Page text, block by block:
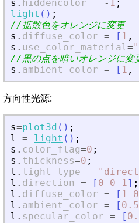
s . hiddencolor = - 1 ;
light ( ) ;
//拡散色をオレンジに変更
s . diffuse_color = [ 1 ,
s . use_color_material="
//黒の点を暗いオレンジに変
s . ambient_color = [ 1 ,
方向性光源:
s=plot3d ( ) ;
l
= light ( ) ;
s . color_flag=0 ;
s . thickness=0 ;
l . light_type = "
l . direction = [ 0 0 1] ;
l . diffuse_color = [ 1
l . ambient_color = [ 0.5
l . specular_color = [